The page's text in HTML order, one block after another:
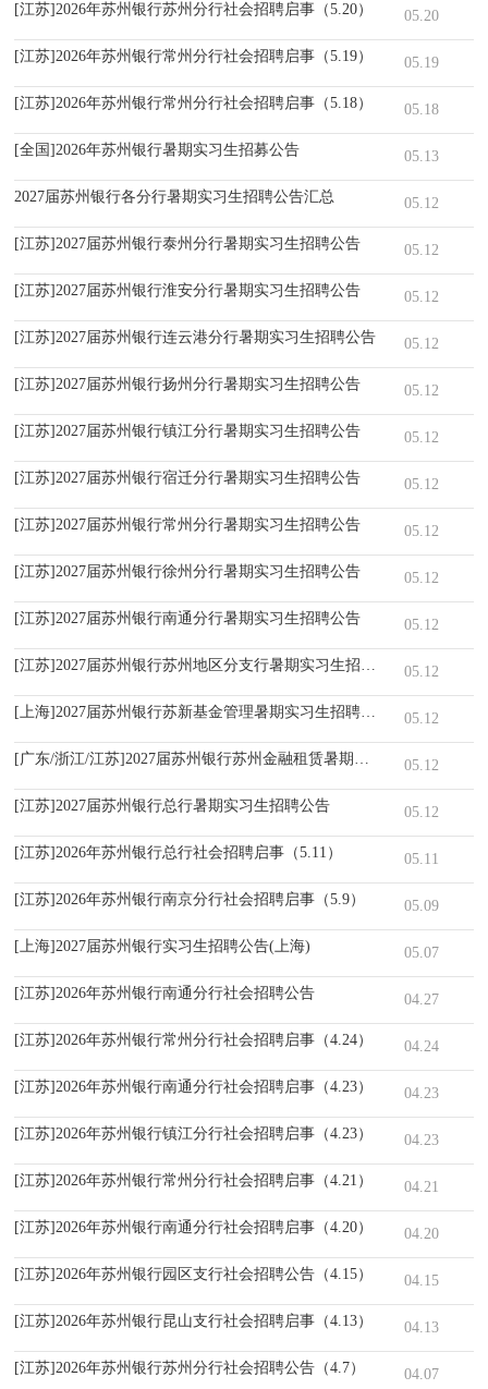
[江苏]2026年苏州银行苏州分行社会招聘启事（5.20） 05.20
[江苏]2026年苏州银行常州分行社会招聘启事（5.19） 05.19
[江苏]2026年苏州银行常州分行社会招聘启事（5.18） 05.18
[全国]2026年苏州银行暑期实习生招募公告 05.13
2027届苏州银行各分行暑期实习生招聘公告汇总 05.12
[江苏]2027届苏州银行泰州分行暑期实习生招聘公告 05.12
[江苏]2027届苏州银行淮安分行暑期实习生招聘公告 05.12
[江苏]2027届苏州银行连云港分行暑期实习生招聘公告 05.12
[江苏]2027届苏州银行扬州分行暑期实习生招聘公告 05.12
[江苏]2027届苏州银行镇江分行暑期实习生招聘公告 05.12
[江苏]2027届苏州银行宿迁分行暑期实习生招聘公告 05.12
[江苏]2027届苏州银行常州分行暑期实习生招聘公告 05.12
[江苏]2027届苏州银行徐州分行暑期实习生招聘公告 05.12
[江苏]2027届苏州银行南通分行暑期实习生招聘公告 05.12
[江苏]2027届苏州银行苏州地区分支行暑期实习生招聘公告05.12
[上海]2027届苏州银行苏新基金管理暑期实习生招聘公告 05.12
[广东/浙江/江苏]2027届苏州银行苏州金融租赁暑期实习生招聘公告
05.12
[江苏]2027届苏州银行总行暑期实习生招聘公告 05.12
[江苏]2026年苏州银行总行社会招聘启事（5.11） 05.11
[江苏]2026年苏州银行南京分行社会招聘启事（5.9） 05.09
[上海]2027届苏州银行实习生招聘公告(上海) 05.07
[江苏]2026年苏州银行南通分行社会招聘公告 04.27
[江苏]2026年苏州银行常州分行社会招聘启事（4.24） 04.24
[江苏]2026年苏州银行南通分行社会招聘启事（4.23） 04.23
[江苏]2026年苏州银行镇江分行社会招聘启事（4.23） 04.23
[江苏]2026年苏州银行常州分行社会招聘启事（4.21） 04.21
[江苏]2026年苏州银行南通分行社会招聘启事（4.20） 04.20
[江苏]2026年苏州银行园区支行社会招聘公告（4.15） 04.15
[江苏]2026年苏州银行昆山支行社会招聘启事（4.13） 04.13
[江苏]2026年苏州银行苏州分行社会招聘公告（4.7） 04.07